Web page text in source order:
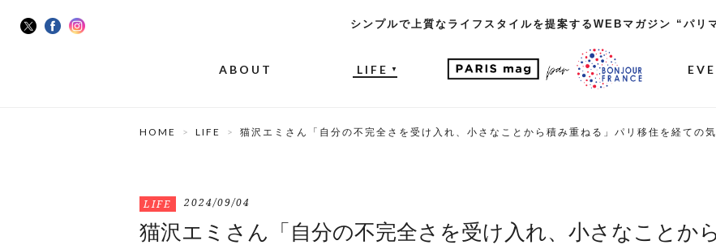
シンプルで上質なライフスタイルを提案するWEBマガジン “パリ
ABOUT LIFE ▼
HOME LIFE 猫沢エミさん「自分の不完全さを受け入れ、小さなことから積み重ねる」パリ移住を経ての気
LIFE 2024/09/04
猫沢エミさん「自分の不完全さを受け入れ、小さなことか